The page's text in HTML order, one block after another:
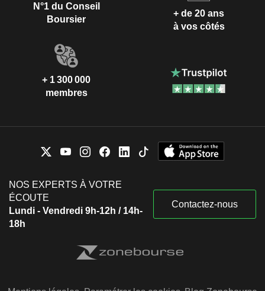
N°1 du Conseil
Boursier
+ de 20 ans
à vos côtés
+ 1 300 000
membres
NOS EXPERTS À VOTRE
ÉCOUTE
Lundi - Vendredi 9h-12h / 14h-
18h
Contactez-nous